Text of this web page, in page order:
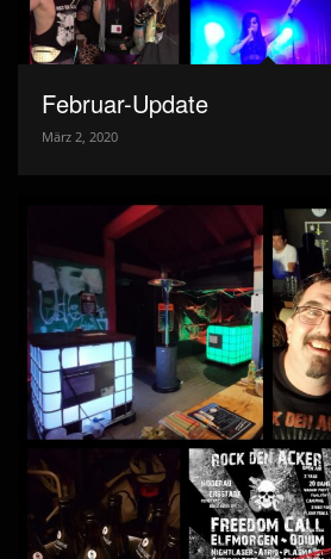
Februar-Update
März 2, 2020